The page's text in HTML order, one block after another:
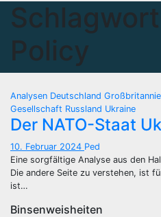
Policy
Analysen Deutschland
Gesellschaft Russland Ukraine
Der NATO-Staat
10. Februar 2024 Ped
Eine sorgfältige Analyse aus den
Die andere Seite zu verstehen, ist
ist…
Binsenweisheiten